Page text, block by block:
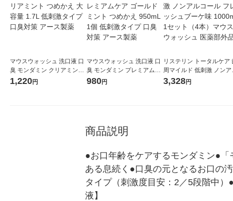
マウスウォッシュ 洗口液 口
臭 モンダミン クリアミント
つめかえ 大容量 1.7L 低刺激
1,220円
マウスウォッシュ 洗口液 口
臭 モンダミン プレミアムケ
ア ゴールドミント つめかえ
980円
リステリン トータルケア
周マイルド 低刺激 ノンア
コール フレッシュブーケ味
3,328円
商品説明
●お口年齢をケアするモンダミン●
ある息続く●口臭の元となるお口の
タイプ（刺激度目安：2／5段階中
液】